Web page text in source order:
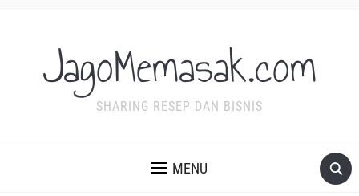
JagoMemasak.com
SHARING RESEP DAN BISNIS
MENU